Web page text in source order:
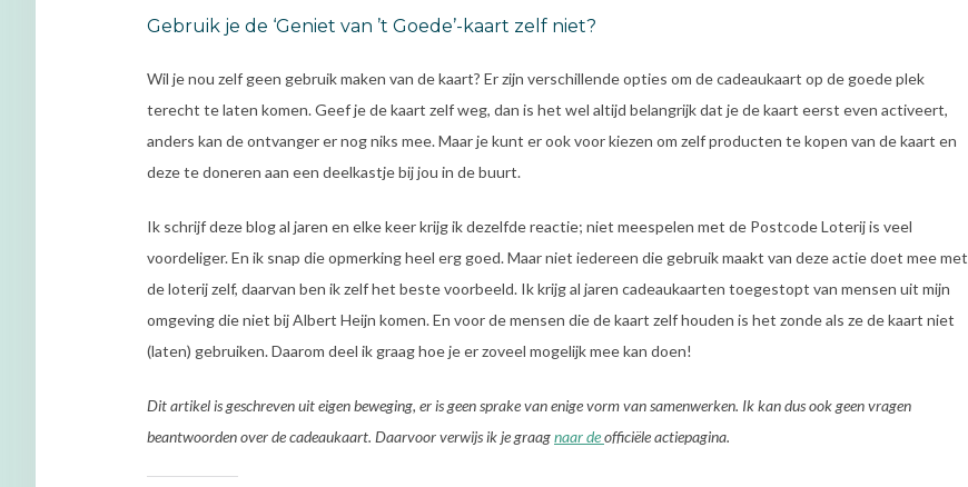
Gebruik je de ‘Geniet van ’t Goede’-kaart zelf niet?
Wil je nou zelf geen gebruik maken van de kaart? Er zijn verschillende opties om de cadeaukaart op de goede plek
terecht te laten komen. Geef je de kaart zelf weg, dan is het wel altijd belangrijk dat je de kaart eerst even activeert,
anders kan de ontvanger er nog niks mee. Maar je kunt er ook voor kiezen om zelf producten te kopen van de kaart en
deze te doneren aan een deelkastje bij jou in de buurt.
Ik schrijf deze blog al jaren en elke keer krijg ik dezelfde reactie; niet meespelen met de Postcode Loterij is veel
voordeliger. En ik snap die opmerking heel erg goed. Maar niet iedereen die gebruik maakt van deze actie doet mee met
de loterij zelf, daarvan ben ik zelf het beste voorbeeld. Ik krijg al jaren cadeaukaarten toegestopt van mensen uit mijn
omgeving die niet bij Albert Heijn komen. En voor de mensen die de kaart zelf houden is het zonde als ze de kaart niet
(laten) gebruiken. Daarom deel ik graag hoe je er zoveel mogelijk mee kan doen!
Dit artikel is geschreven uit eigen beweging, er is geen sprake van enige vorm van samenwerken. Ik kan dus ook geen vragen
beantwoorden over de cadeaukaart. Daarvoor verwijs ik je graagnaar deofficiële actiepagina.